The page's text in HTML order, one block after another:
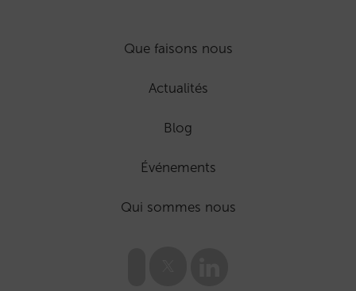
Que faisons nous
Actualités
Blog
Événements
Qui sommes nous